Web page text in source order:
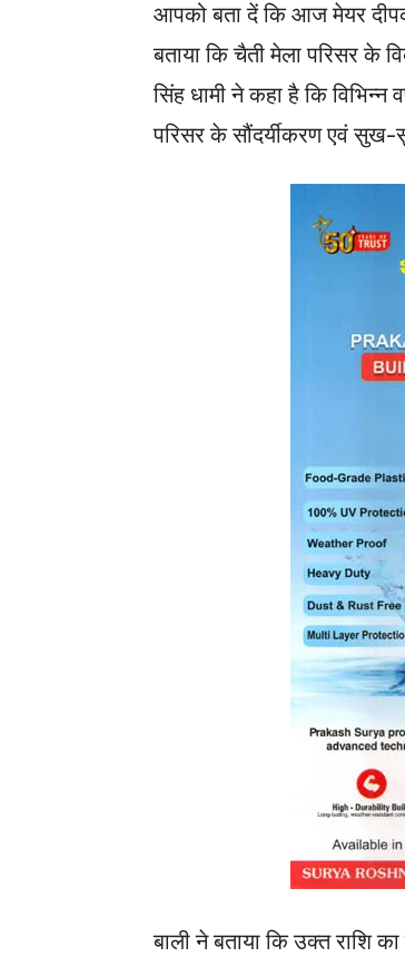
आपको बता दें कि आज मेयर दीपक
बताया कि चैती मेला परिसर के
सिंह धामी ने कहा है कि विभिन्न
परिसर के सौंदर्यीकरण एवं सुख-
बाली ने बताया कि उक्त राशि